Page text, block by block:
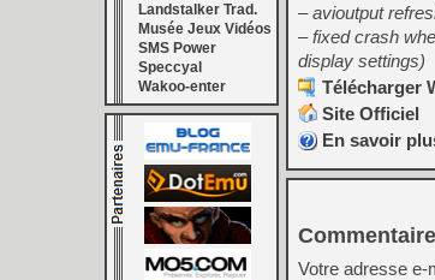
Landstalker Trad.
Musée Jeux Vidéos
SMS Power
Speccyal
Wakoo-enter
– avioutput
– fixed crash
display settings)
Télécharger
Site Officiel
En savoir
Votre adresse e-